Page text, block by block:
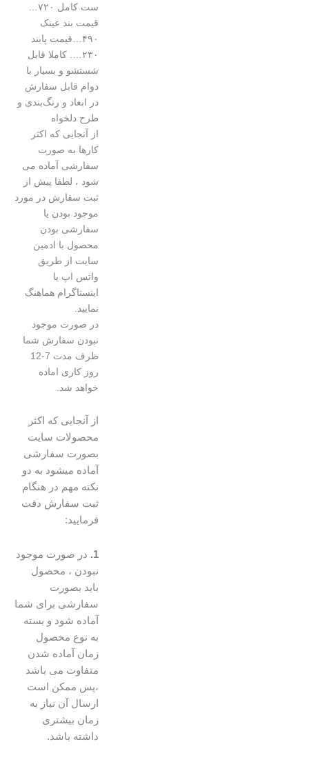
ست کامل ۷۲۰…
قیمت بند عینک
۴۹۰…قیمت پابند
۲۳۰…. کاملا قابل
شستشو و بسیار با
دوام قابل سفارش
در ابعاد و رنگ‌بندی و
طرح دلخواه
از آنجایی که اکثر
کارها به صورت
سفارشی آماده می
شود ، لطفا پیش از
ثبت سفارش در مورد
موجود بودن یا
سفارشی بودن
محصول با ادمین
سایت از طریق
واتس اپ یا
اینستاگرام هماهنگ
نمایید.
در صورت موجود
نبودن سفارش شما
ظرف مدت 7-12
روز کاری اماده
خواهد شد.
از آنجایی که اکثر
محصولات سایت
بصورت سفارشی
آماده میشود به دو
نکته مهم در هنگام
ثبت سفارش دقت
فرمایید:
در صورت موجود
نبودن ، محصول
باید بصورت
سفارشی برای شما
آماده شود و بسته
به نوع محصول
زمان آماده شدن
متفاوت می باشد
،پس ممکن است
ارسال آن نیاز به
زمان بیشتری
داشته باشد.